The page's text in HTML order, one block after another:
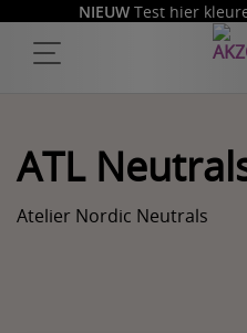
NIEUW Test hier
ATL
Atelier Nordic Neutrals